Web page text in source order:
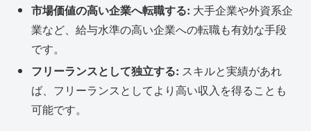
市場価値の高い企業へ転職する: 大手企業や外資系企
業など、給与水準の高い企業への転職も有効な手段
です。
フリーランスとして独立する: スキルと実績があれ
ば、フリーランスとしてより高い収入を得ることも
可能です。